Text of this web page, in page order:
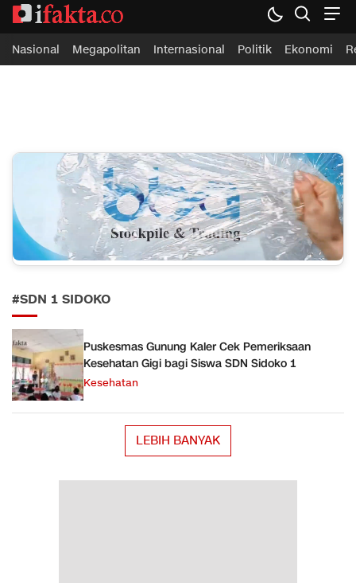
ifakta.co
#pastibenar
Nasional Megapolitan Internasional Politik Ekonomi
#SDN 1 SIDOKO
Puskesmas Gunung Kaler Cek Pemeriksaan
Kesehatan Gigi bagi Siswa SDN Sidoko 1
Kesehatan
LEBIH BANYAK